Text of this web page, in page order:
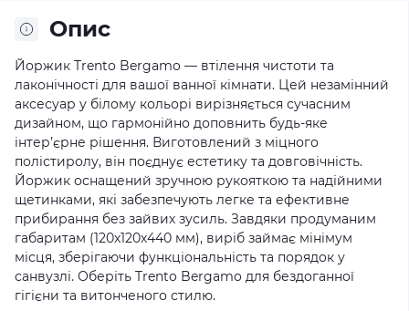
Опис
Йоржик Trento Bergamo — втілення чистоти та
лаконічності для вашої ванної кімнати. Цей незамінний
аксесуар у білому кольорі вирізняється сучасним
дизайном, що гармонійно доповнить будь-яке
інтер’єрне рішення. Виготовлений з міцного
полістиролу, він поєднує естетику та довговічність.
Йоржик оснащений зручною рукояткою та надійними
щетинками, які забезпечують легке та ефективне
прибирання без зайвих зусиль. Завдяки продуманим
габаритам (120х120х440 мм), виріб займає мінімум
місця, зберігаючи функціональність та порядок у
санвузлі. Оберіть Trento Bergamo для бездоганної
гігієни та витонченого стилю.